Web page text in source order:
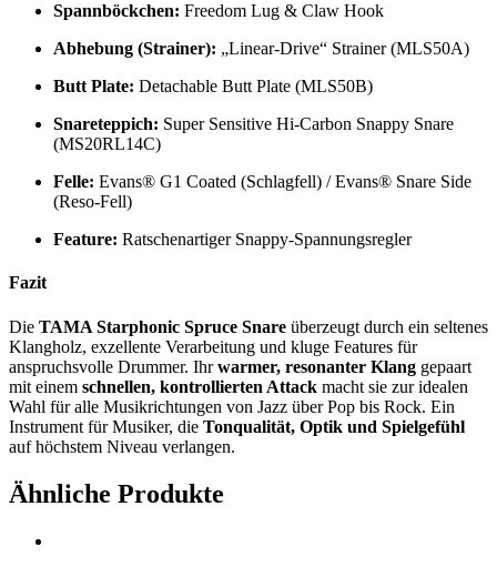
Spannböckchen: Freedom Lug & Claw Hook
Abhebung (Strainer): „Linear-Drive“ Strainer (MLS50A)
Butt Plate: Detachable Butt Plate (MLS50B)
Snareteppich: Super Sensitive Hi-Carbon Snappy Snare
(MS20RL14C)
Felle: Evans® G1 Coated (Schlagfell) / Evans® Snare Side
(Reso-Fell)
Feature: Ratschenartiger Snappy-Spannungsregler
Fazit
Die TAMA Starphonic Spruce Snare überzeugt durch ein seltenes
Klangholz, exzellente Verarbeitung und kluge Features für
anspruchsvolle Drummer. Ihrwarmer, resonanter Klang gepaart
mit einem schnellen, kontrollierten Attack macht sie zur idealen
Wahl für alle Musikrichtungen von Jazz über Pop bis Rock. Ein
Instrument für Musiker, die Tonqualität, Optik und Spielgefühl
auf höchstem Niveau verlangen.
Ähnliche Produkte